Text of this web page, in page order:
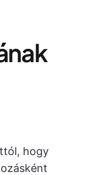
hogy